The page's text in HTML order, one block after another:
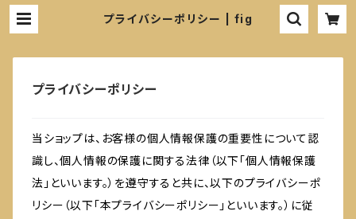
プライバシーポリシー | fig
プライバシーポリシー
当ショップは、お客様の個人情報保護の重要性について認
識し、個人情報の保護に関する法律（以下「個人情報保護
法」といいます。）を遵守すると共に、以下のプライバシーポ
リシー（以下「本プライバシーポリシー」といいます。）に従